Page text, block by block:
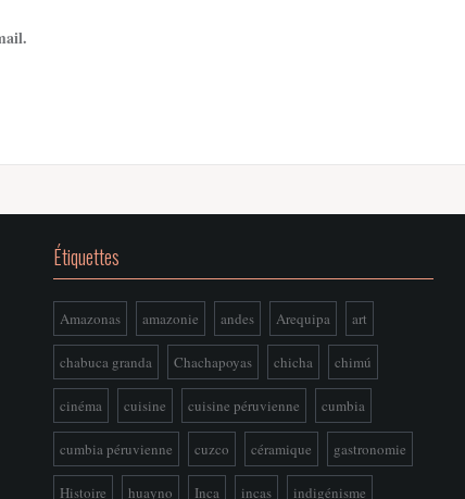
Étiquettes
Amazonas amazonie andes Arequipa art
chabuca granda Chachapoyas chicha chimú
cinéma cuisine cuisine péruvienne cumbia
cumbia péruvienne cuzco céramique gastronomie
Histoire huayno Inca incas indigénisme